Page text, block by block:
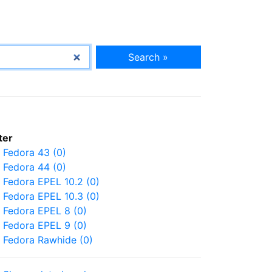
Search »
Fedora 43 (0)
Fedora 44 (0)
Fedora EPEL 10.2 (0)
Fedora EPEL 10.3 (0)
Fedora EPEL 8 (0)
Fedora EPEL 9 (0)
Fedora Rawhide (0)